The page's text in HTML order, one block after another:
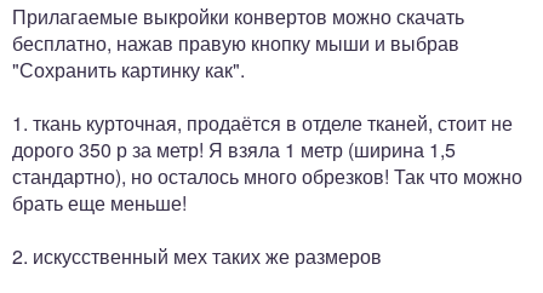
Прилагаемые выкройки конвертов можно скачать
бесплатно, нажав правую кнопку мыши и выбрав
"Сохранить картинку как".
1. ткань курточная, продаётся в отделе тканей, стоит не
дорого 350 р за метр! Я взяла 1 метр (ширина 1,5
стандартно), но осталось много обрезков! Так что можно
брать еще меньше!
2. искусственный мех таких же размеров